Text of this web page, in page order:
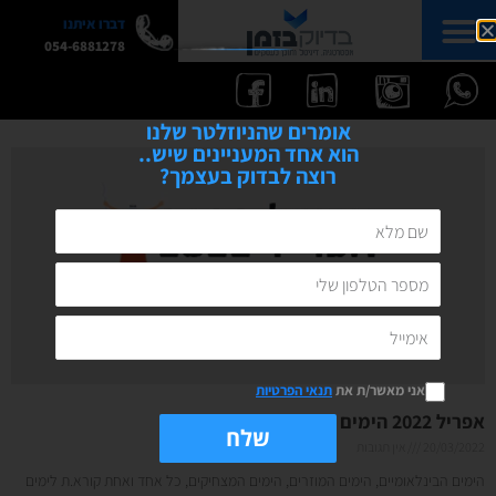
דברו איתנו
054-6881278
אפריל 2022 הימים הבינלאומיים
הימים הבינלאומיים, הימים המוזרים, הימים המצחיקים, כל אחד ואחת קורא.ת לימים
אומרים שהניוזלטר שלנו
הוא אחד המעניינים שיש..
רוצה לבדוק בעצמך?
אני מאשר/ת אתתנאי הפרטיות
שלח